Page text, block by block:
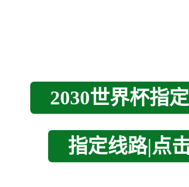
2030世界杯指
指定线路|点